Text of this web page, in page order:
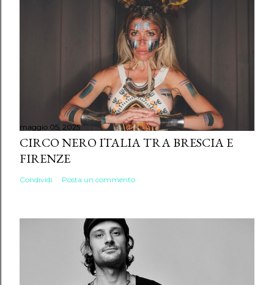
maggio 05, 2025
CIRCO NERO ITALIA TRA BRESCIA E
FIRENZE
Condividi Posta un commento